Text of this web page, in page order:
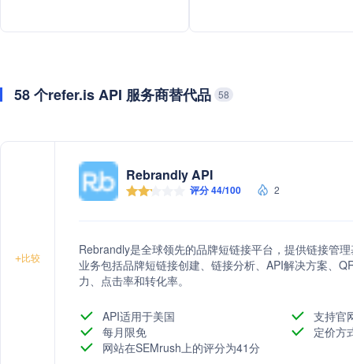
58 个refer.is API 服务商替代品 58
+比较
Rebrandly API
评分 44/100 2
Rebrandly是全球领先的品牌短链接平台，提供链接管
业务包括品牌短链接创建、链接分析、API解决方案、
力、点击率和转化率。
API适用于美国
支持官
每月限免
定价方
网站在SEMrush上的评分为41分